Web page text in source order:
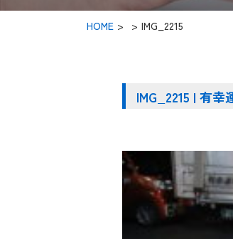
HOME > IMG_2215
IMG_2215 | 有幸